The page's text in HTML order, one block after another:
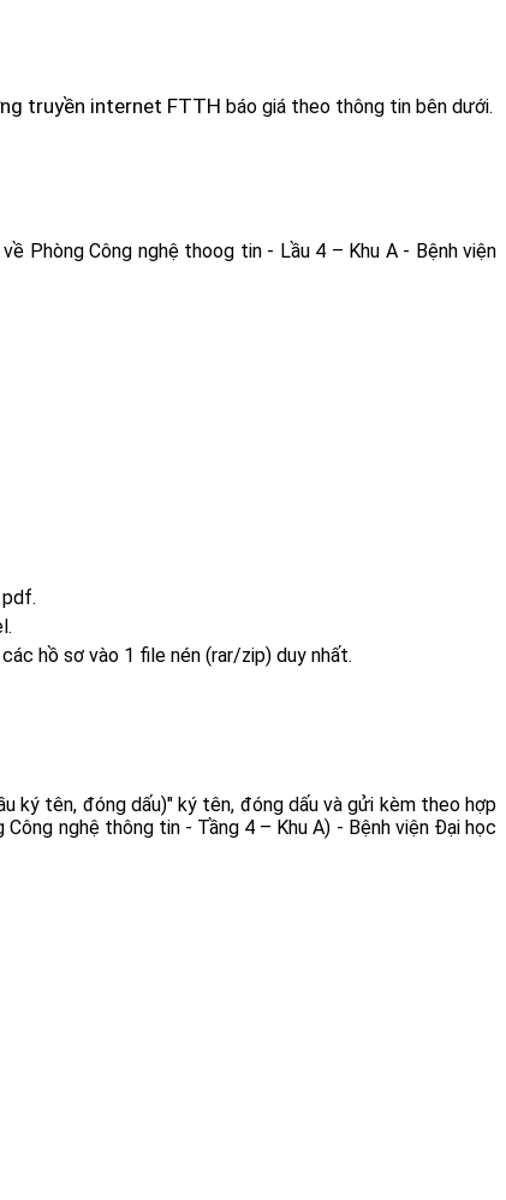
truyền internet FTTH báo giá theo thông tin bên dưới.
Phòng Công nghệ thoog tin - Lầu 4 – Khu A - Bệnh viện
hồ sơ vào 1 file nén (rar/zip) duy nhất.
ký tên, đóng dấu)" ký tên, đóng dấu và gửi kèm theo hợp
nghệ thông tin - Tầng 4 – Khu A) - Bệnh viện Đại học